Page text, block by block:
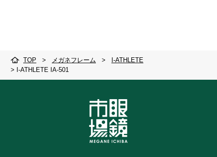
TOP > メガネフレーム >
I-ATHLETE
> I-ATHLETE IA-501